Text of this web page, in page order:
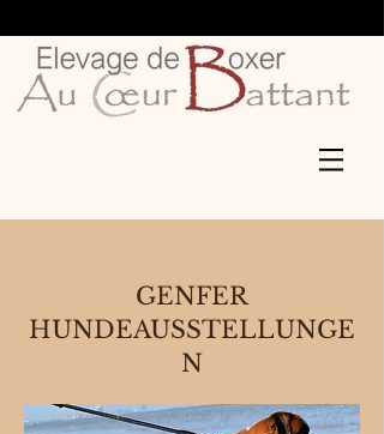
GENFER
HUNDEAUSSTELLUNGE
N